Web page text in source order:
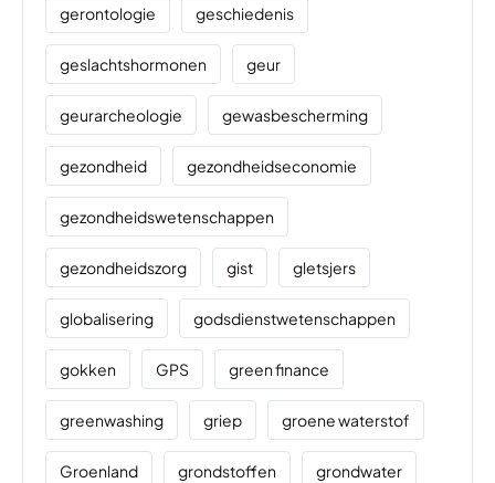
gerontologie geschiedenis
geslachtshormonen geur
geurarcheologie gewasbescherming
gezondheid gezondheidseconomie
gezondheidswetenschappen
gezondheidszorg gist gletsjers
globalisering godsdienstwetenschappen
gokken GPS green finance
greenwashing griep groene waterstof
Groenland grondstoffen grondwater